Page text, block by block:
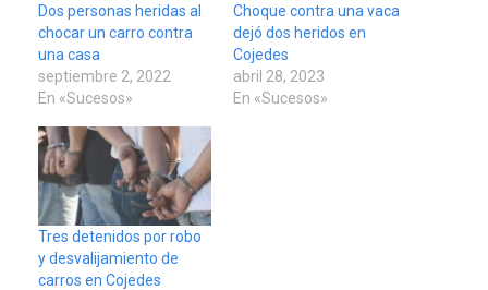
Dos personas heridas al
chocar un carro contra
una casa
septiembre 2, 2022
En «Sucesos»
Choque contra una vaca
dejó dos heridos en
Cojedes
abril 28, 2023
En «Sucesos»
Tres detenidos por robo
y desvalijamiento de
carros en Cojedes